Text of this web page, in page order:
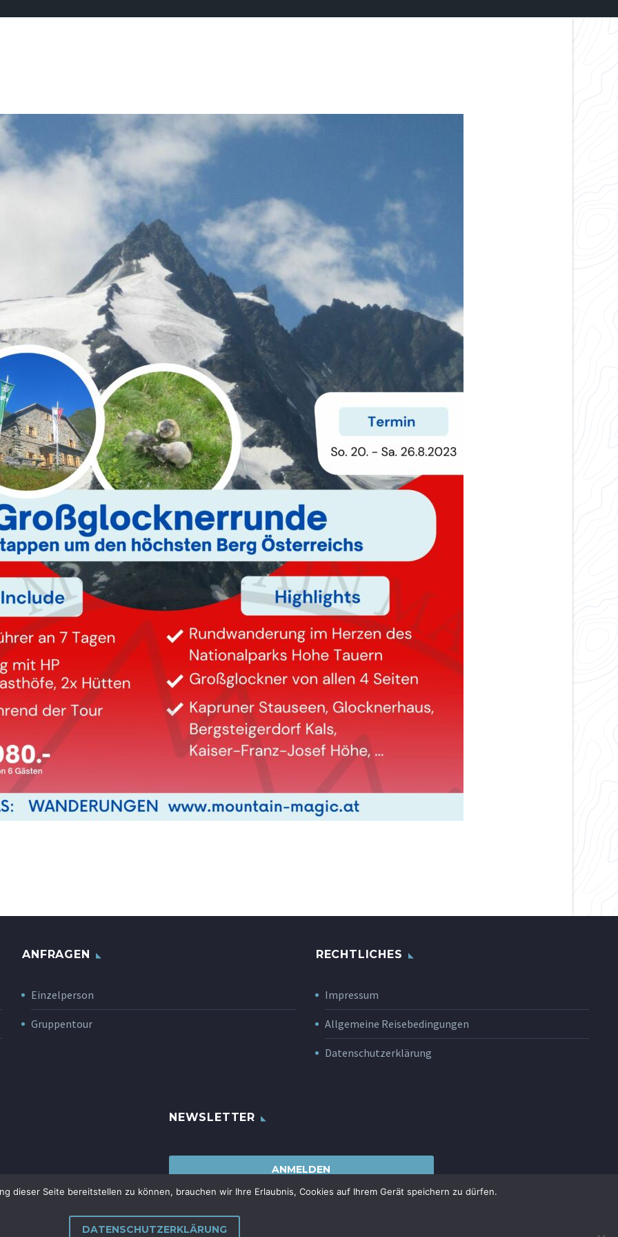
ANFRAGEN
Einzelperson
Gruppentour
RECHTLICHES
Impressum
Allgemeine Reisebedingungen
Datenschutzerklärung
NEWSLETTER
ANMELDEN
dieser Seite bereitstellen zu können, brauchen wir Ihre Erlaubnis, Cookies auf Ihrem Gerät speichern zu dürfen.
DATENSCHUTZERKLÄRUNG